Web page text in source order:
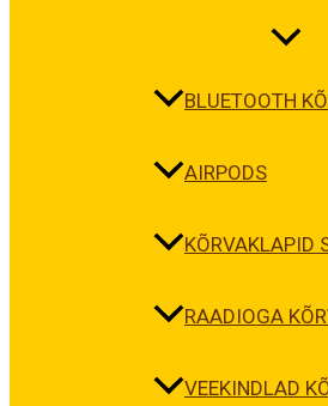
BLUETOOTH
AIRPODS
KÕRVAKLAPID
RAADIOGA
VEEKINDLAD